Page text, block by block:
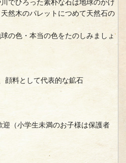
でひろった素朴な石は地球のかけ
然木のパレットにつめて天然石の
の色・本当の色をたのしみましょ
顔料として代表的な鉱石
（小学生未満のお子様は保護者